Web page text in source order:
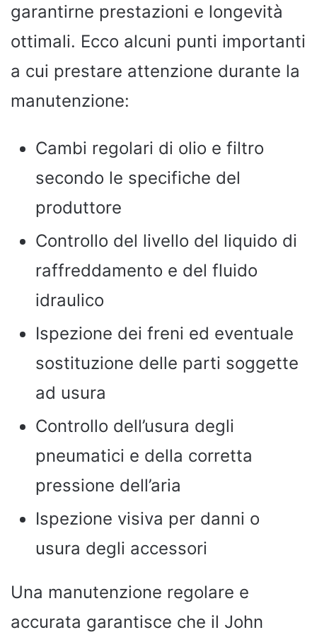
garantirne prestazioni e longevità
ottimali. Ecco alcuni punti importanti
a cui prestare attenzione durante la
manutenzione:
Cambi regolari di olio e filtro
secondo le specifiche del
produttore
Controllo del livello del liquido di
raffreddamento e del fluido
idraulico
Ispezione dei freni ed eventuale
sostituzione delle parti soggette
ad usura
Controllo dell’usura degli
pneumatici e della corretta
pressione dell’aria
Ispezione visiva per danni o
usura degli accessori
Una manutenzione regolare e
accurata garantisce che il John